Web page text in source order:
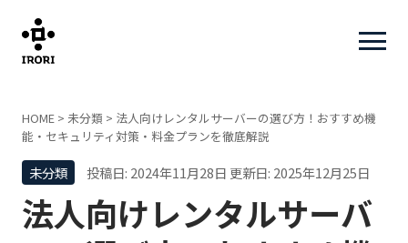
HOME > 未分類 > 法人向けレンタルサーバーの選び方！おすすめ機
能・セキュリティ対策・料金プランを徹底解説
未分類 投稿日: 2024年11月28日 更新日: 2025年12月25日
法人向けレンタルサーバ